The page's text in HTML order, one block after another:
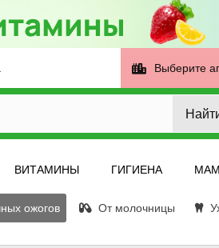
Выберите
ВИТАМИНЫ ГИГИЕНА
ожогов От молочницы